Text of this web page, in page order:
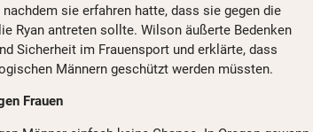
sie erfahren hatte, dass sie gegen die
Ryan antreten sollte. Wilson äußerte Bedenken
Sicherheit im Frauensport und erklärte, dass
Männern geschützt werden müssten.
Frauen